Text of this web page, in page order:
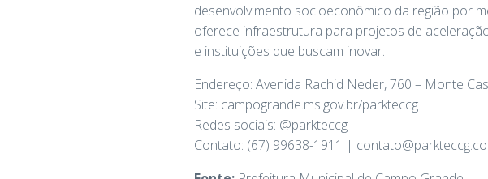
desenvolvimento socioeconômico da região por
oferece infraestrutura para projetos de
e instituições que buscam inovar.
Endereço: Avenida Rachid Neder, 760 – Monte
Site: campogrande.ms.gov.br/parkteccg
Redes sociais: @parkteccg
Contato: (67) 99638-1911 |